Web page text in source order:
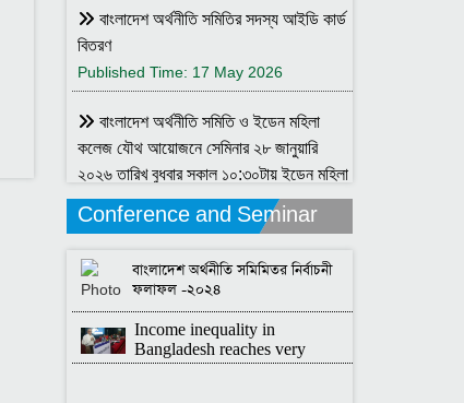
বাংলাদেশ অর্থনীতি সমিতির সদস্য আইডি কার্ড
বিতরণ
Published Time: 17 May 2026
বাংলাদেশ অর্থনীতি সমিতি ও ইডেন মহিলা
কলেজ যৌথ আয়োজনে সেমিনার ২৮ জানুয়ারি
২০২৬ তারিখ বুধবার সকাল ১০:৩০টায় ইডেন মহিলা
কলেজ অডিটরিয়াম-এ ।
Published Time: 25 Jan 2026
বাংলাদেশ অর্থনীতি সমিতি ও জগন্নাথ
জানুয়ারি ২০২৬
Published Time: 16 Jan 2026
Conference and Seminar
বাংলাদেশ অর্থনীতি সমিমিতর নির্বাচনী
ফলাফল -২০২৪
Income inequality in
Bangladesh reaches very